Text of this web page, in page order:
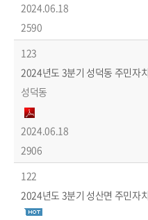
2024.06.18
2590
123
2024년도 3분기 성덕동 주민자
성덕동
2024.06.18
2906
122
2024년도 3분기 성산면 주민자